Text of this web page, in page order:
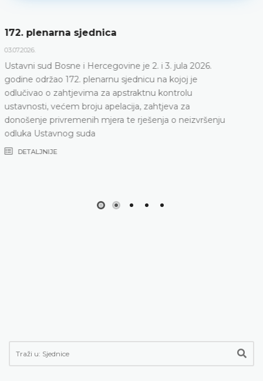
Dnevni red 172. plenarne sjednice
23.06.2026.
Ustavni sud Bosne i Hercegovine održat će 172.
plenarnu sjednicu 2. i 3. jula 2026. godine
DETALJNIJE